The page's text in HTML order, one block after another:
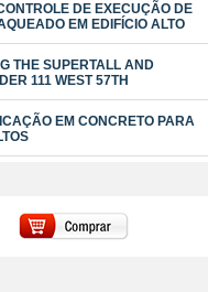
DE EXECUÇÃO DE
EM EDIFÍCIO ALTO
THE SUPERTALL AND
111 WEST 57TH
EM CONCRETO PARA